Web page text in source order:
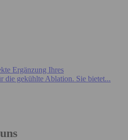
Ergänzung Ihres
die gekühlte Ablation. Sie bietet...